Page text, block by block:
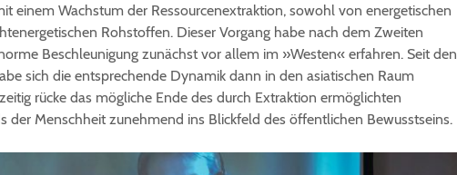
einem Wachstum der Ressourcenextraktion, sowohl von energetischen
Rohstoffen. Dieser Vorgang habe nach dem Zweiten
Beschleunigung zunächst vor allem im »Westen« erfahren. Seit den
sich die entsprechende Dynamik dann in den asiatischen Raum
rücke das mögliche Ende des durch Extraktion ermöglichten
der Menschheit zunehmend ins Blickfeld des öffentlichen Bewusstseins.